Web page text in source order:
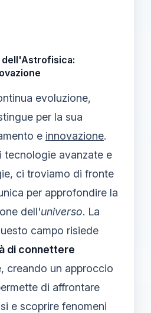
dell'Astrofisica:
evoluzione,
per la sua
e innovazione.
tecnologie avanzate e
ci troviamo di fronte
per approfondire la
dell'universo. La
campo risiede
di connettere
creando un approccio
di affrontare
e scoprire fenomeni